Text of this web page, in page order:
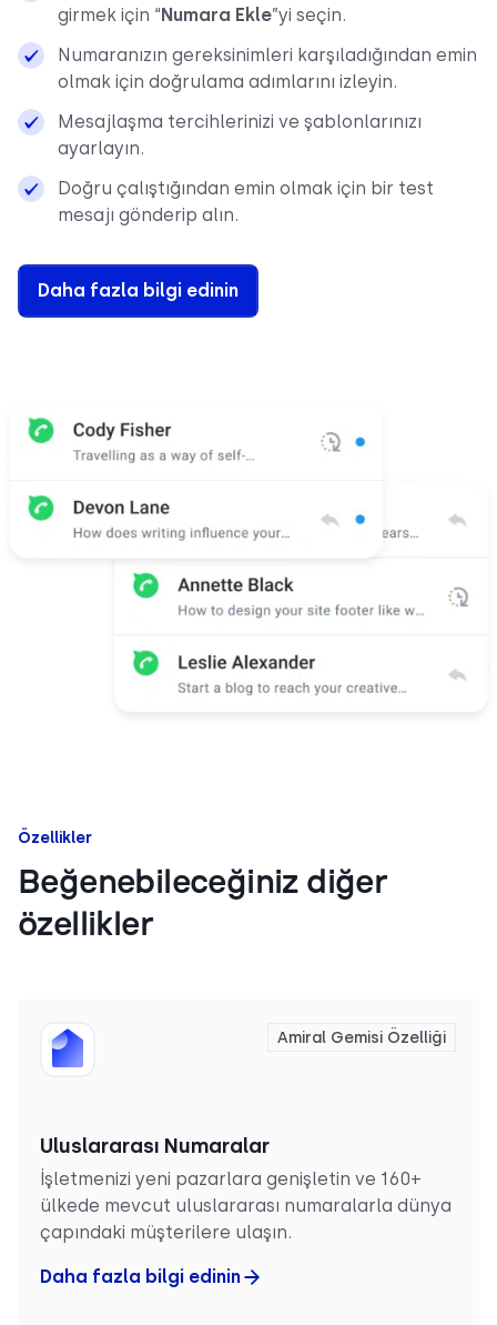
girmek için “Numara Ekle”yi seçin.
Numaranızın gereksinimleri karşıladığından emin
olmak için doğrulama adımlarını izleyin.
Mesajlaşma tercihlerinizi ve şablonlarınızı
ayarlayın.
Doğru çalıştığından emin olmak için bir test
mesajı gönderip alın.
Daha fazla bilgi edinin
Özellikler
Beğenebileceğiniz diğer
özellikler
Amiral Gemisi Özelliği
Uluslararası Numaralar
İşletmenizi yeni pazarlara genişletin ve 160+
ülkede mevcut uluslararası numaralarla dünya
çapındaki müşterilere ulaşın.
Daha fazla bilgi edinin